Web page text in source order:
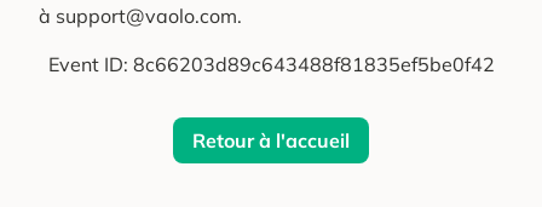
à support@vaolo.com.
Event ID: 8c66203d89c643488f81835ef5be0f42
Retour à l'accueil